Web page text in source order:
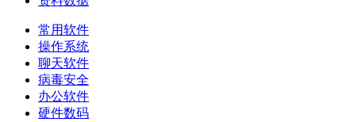
常用软件
操作系统
聊天软件
病毒安全
办公软件
硬件数码